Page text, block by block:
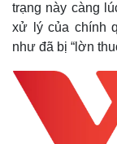
trạng này càng
xử lý của chính
như đã bị “lờn